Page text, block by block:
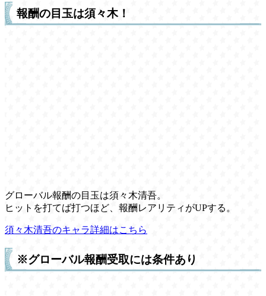
報酬の目玉は須々木！
グローバル報酬の目玉は須々木清吾。
ヒットを打てば打つほど、報酬レアリティがUPする。
須々木清吾のキャラ詳細はこちら
※グローバル報酬受取には条件あり